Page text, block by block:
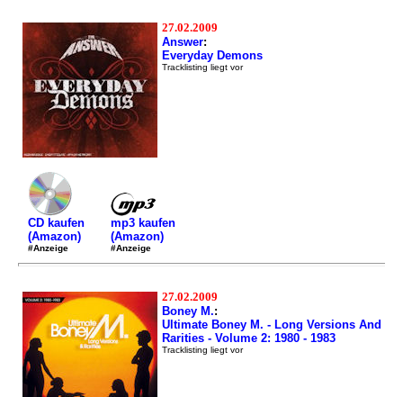
27.02.2009
Answer:
Everyday Demons
Tracklisting liegt vor
CD kaufen
(Amazon)
#Anzeige
mp3 kaufen
(Amazon)
#Anzeige
27.02.2009
Boney M.:
Ultimate Boney M. - Long Versions And
Rarities - Volume 2: 1980 - 1983
Tracklisting liegt vor